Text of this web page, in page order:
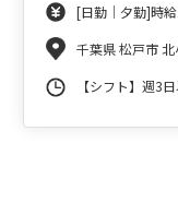
[日勤｜夕勤]時
千葉県 松戸市 北
【シフト】週3